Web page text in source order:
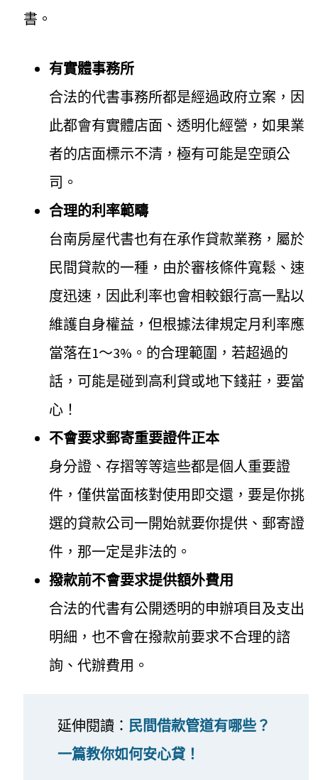
書。
有實體事務所
合法的代書事務所都是經過政府立案，因
此都會有實體店面、透明化經營，如果業
者的店面標示不清，極有可能是空頭公
司。
合理的利率範疇
台南房屋代書也有在承作貸款業務，屬於
民間貸款的一種，由於審核條件寬鬆、速
度迅速，因此利率也會相較銀行高一點以
維護自身權益，但根據法律規定月利率應
當落在1～3%。的合理範圍，若超過的
話，可能是碰到高利貸或地下錢莊，要當
心！
不會要求郵寄重要證件正本
身分證、存摺等等這些都是個人重要證
件，僅供當面核對使用即交還，要是你挑
選的貸款公司一開始就要你提供、郵寄證
件，那一定是非法的。
撥款前不會要求提供額外費用
合法的代書有公開透明的申辦項目及支出
明細，也不會在撥款前要求不合理的諮
詢、代辦費用。
延伸閱讀： 民間借款管道有哪些？
一篇教你如何安心貸！